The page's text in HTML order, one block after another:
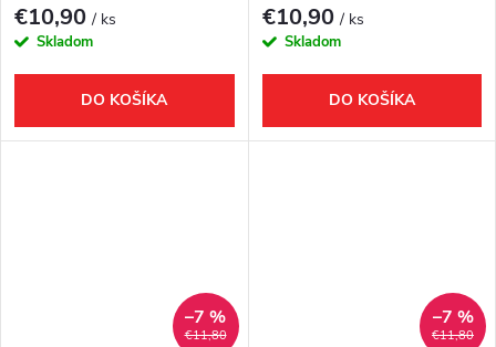
kaučuk, béžová
€10,90/ ks
Skladom
DO KOŠÍKA
kaučuk, modrá
€10,90/ ks
Skladom
DO KOŠÍKA
€11,80
–7 %
€11,80
–7 %